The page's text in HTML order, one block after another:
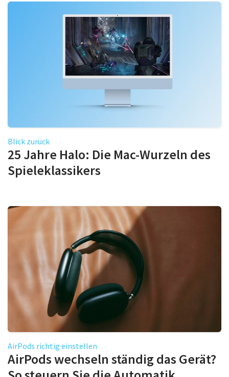
Blick zurück
25 Jahre Halo: Die Mac-Wurzeln des
Spieleklassikers
AirPods richtig einstellen
AirPods wechseln ständig das Gerät?